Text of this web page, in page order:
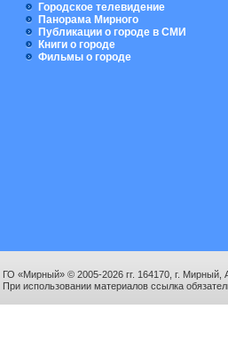
Городское телевидение
Панорама Мирного
Публикации о городе в СМИ
Книги о городе
Фильмы о городе
ГО «Мирный» © 2005-2026 гг. 164170, г. Мирный,
При использовании материалов ссылка